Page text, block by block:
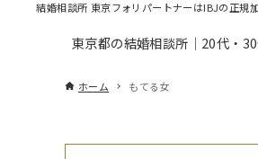
結婚相談所 東京フォリパートナーはIBJの正規
東京都の結婚相談所｜20代・
ホーム もてる女